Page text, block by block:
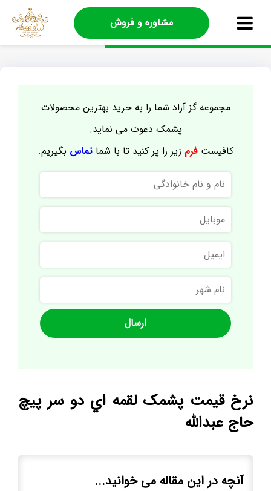
مشاوره و فروش
مجموعه گز آراد شما را به خرید بهترین محصولات
پشمک دعوت می نماید.
کافیستفرم زیر را پر کنید تا با شماتماس بگیریم.
نام
و
نام
خانوادگی
موبایل
ایمیل
نام
شهر
نرخ قيمت پشمک لقمه اي دو سر پيچ
حاج عبدالله
آنچه در این مقاله می خوانید...